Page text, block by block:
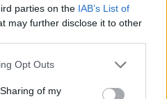
parties on the IAB’s List of
may further disclose it to other
app uses one or more Google
behaviour. You may click to
Opt Outs
of my
Γάζα